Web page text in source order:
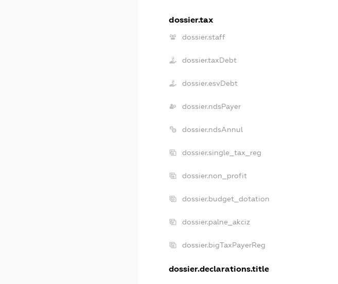
dossier.tax
dossier.staff
dossier.taxDebt
dossier.esvDebt
dossier.ndsPayer
dossier.ndsAnnul
dossier.single_tax_reg
dossier.non_profit
dossier.budget_dotation
dossier.palne_akciz
dossier.bigTaxPayerReg
dossier.declarations.title